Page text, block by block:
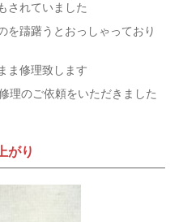
されていました
を躊躇うとおっしゃっており
ま修理致します
理のご依頼をいただきました
がり